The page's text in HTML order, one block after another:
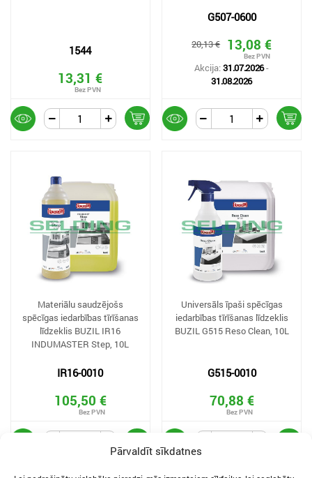
Pārvaldīt sīkdatnes
1544
13,31 €
G507-0600
20,13 € 13,08 €
Akcija:31.07.2026-
31.08.2026
Materiālu saudzējošs
spēcīgas iedarbības tīrīšanas
līdzeklis BUZIL IR16
INDUMASTER Step, 10L
IR16-0010
105,50 €
Universāls īpaši spēcīgas
iedarbības tīrīšanas līdzeklis
BUZIL G515 Reso Clean, 10L
G515-0010
70,88 €